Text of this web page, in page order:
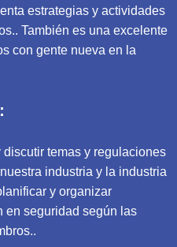
estrategias y actividades
También es una excelente
con gente nueva en la
temas y regulaciones
industria y la industria
y organizar
en seguridad según las